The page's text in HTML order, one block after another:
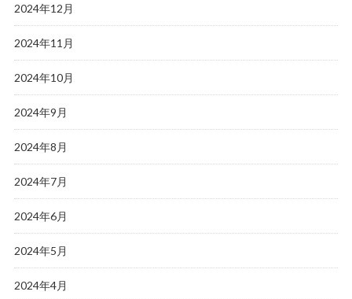
2024年12月
2024年11月
2024年10月
2024年9月
2024年8月
2024年7月
2024年6月
2024年5月
2024年4月